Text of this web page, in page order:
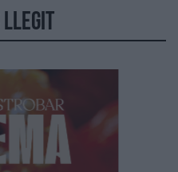
llegit